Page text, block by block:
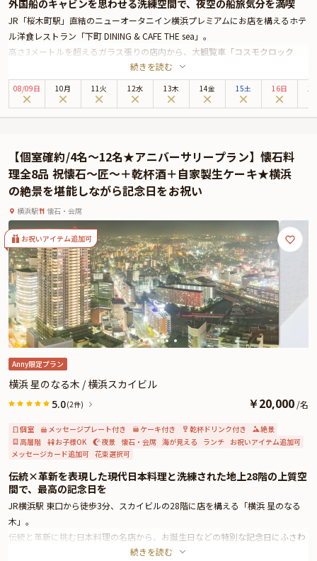
外国船のキャビンを思わせる洗練空間で、夜空の船旅気分を満喫
JR「桜木町駅」直結のニューオータニイン横浜プレミアムにお店を構えるホテ
ル洋食レストラン「下町 DINING & CAFE THE sea」。
高さ3メートルを超えるガラス張りの店内から、大観覧車「コスモクロック
21」やみなとみらい、横浜港にベイブリッジなど、横浜を代表するスポットの
煌めく夜景を堪能できるのが魅力のお店です。
本プランでお召し上がりいただくのは、海老・牛フィレ・仔羊のミックスグリ
夜景に包まれた特別感あふれる空間で、記念日にふさわしい美食をご堪能くだ
さい。
続きを読む
08/09日 10月 11火 12水 13木 14金 15土 16日
【個室確約/4名～12名★アニバーサリープラン】懐石料
理全8品 祝懐石～匠～＋乾杯酒＋自家製生ケーキ★横浜
の絶景を堪能しながら記念日をお祝い
横浜駅 懐石・会席
お祝いアイテム追加可
Anny限定プラン
横浜 星のなる木 / 横浜スカイビル
5.0(2件) ￥20,000 /名
個室 メッセージプレート付き ケーキ付き 乾杯ドリンク付き
絶景
高層階
お子様OK 夜景 懐石・会席 海が見える ランチ お祝いアイテム追加可
メッセージカード追加可 花束選択可
伝統×革新を表現した現代日本料理と洗練された地上28階の上質空
間で、最高の記念日を
JR横浜駅 東口から徒歩3分、スカイビルの28階に店を構える「横浜 星のなる
木」。
伝統と革新に挑む日本料理の名店から、お誕生日などの特別な記念日にふさわ
しい、豪華懐石コースをご提案します。
続きを読む